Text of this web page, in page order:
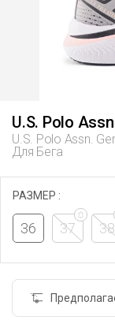
U.S. Polo
U.s. Polo Assn.
Для Бега
РАЗМЕР :
36 37 38